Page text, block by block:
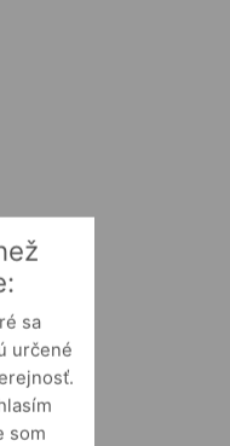
sa
určené
som